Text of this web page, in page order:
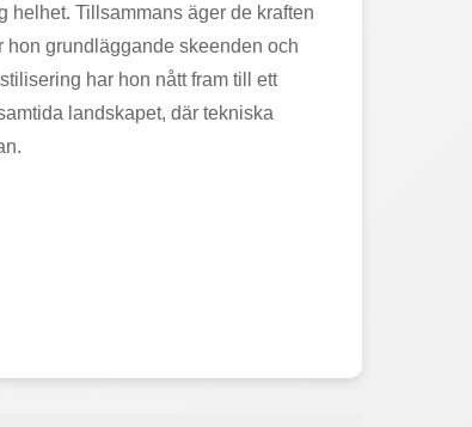
helhet. Tillsammans äger de kraften
grundläggande skeenden och
har hon nått fram till ett
landskapet, där tekniska